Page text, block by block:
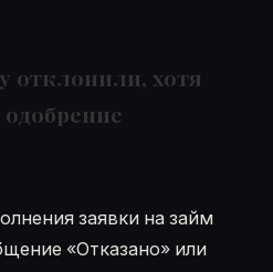
отклонили, хотя
заявки на займ
«Отказано» или